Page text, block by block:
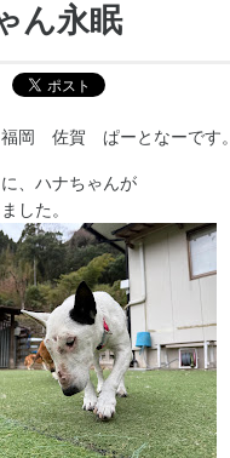
ん永眠
岡 佐賀 ぱーとなーです。
、ハナちゃんが
した。